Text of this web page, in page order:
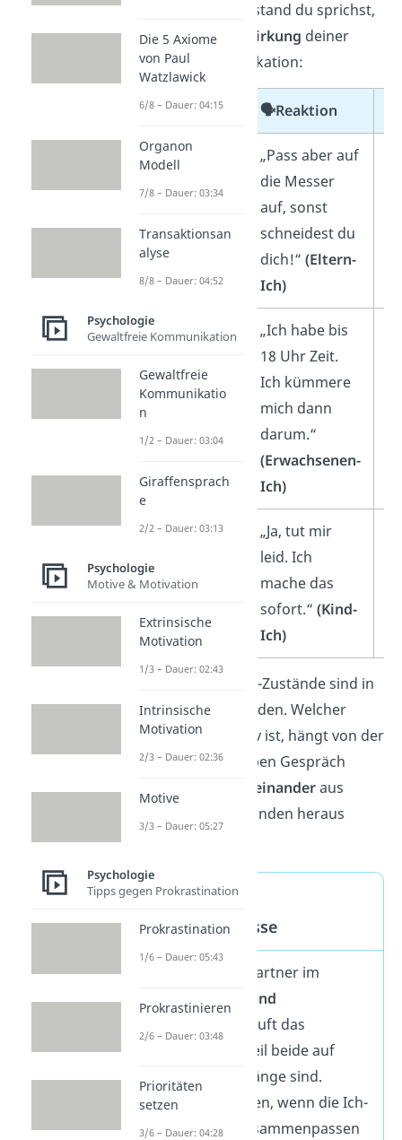
Aus welchem Ich-Zustand du sprichst,
bestimmt also die
Wirkung deiner
gesamten Kommunikation:
💥Stimulus 🗣️Reaktion
„Ich werde
aufräumen“
„Pass aber auf
die Messer
auf, sonst
schneidest du
dich!“ (Eltern-
Ich)
„Die Küche ist
aufgeräumt.
Wann schaffst
du das heute?“
„Ich habe bis
18 Uhr Zeit.
Ich kümmere
mich dann
darum.“
(Erwachsenen-
Ich)
„Du hast
vergessen, die
aufzuräumen.“
„Ja, tut mir
leid. Ich
mache das
sofort.“ (Kind-
Ich)
Alle drei Ich-Zustände sind in
jeder Personvorhanden. Welcher
Zustand gerade aktiv ist, hängt von der
Situationab. Im selben Gespräch
kannst du also
nacheinanderaus
verschiedenen Zuständen heraus
reagieren.
So entstehen
Missverständnisse
Wenn Gesprächspartner im
gleichen Ich-Zustand
kommunizieren, läuft das
Gespräch rund, weil beide auf
derselben Wellenlänge sind.
Probleme entstehen, wenn die Ich-
Zustände nicht zusammenpassen
Die 5 Axiome
von Paul
Watzlawick
6/8 – Dauer: 04:15
Organon
Modell
7/8 – Dauer: 03:34
Transaktionsan
alyse
8/8 – Dauer: 04:52
Psychologie
Gewaltfreie Kommunikation
Gewaltfreie
Kommunikatio
n
1/2 – Dauer: 03:04
Giraffensprach
e
2/2 – Dauer: 03:13
Psychologie
Motive & Motivation
Extrinsische
Motivation
1/3 – Dauer: 02:43
Intrinsische
Motivation
2/3 – Dauer: 02:36
Motive
3/3 – Dauer: 05:27
Psychologie
Tipps gegen Prokrastination
Prokrastination
1/6 – Dauer: 05:43
Prokrastinieren
2/6 – Dauer: 03:48
Prioritäten
setzen
3/6 – Dauer: 04:28